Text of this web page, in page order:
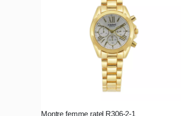
Montre femme ratel R306-2-1